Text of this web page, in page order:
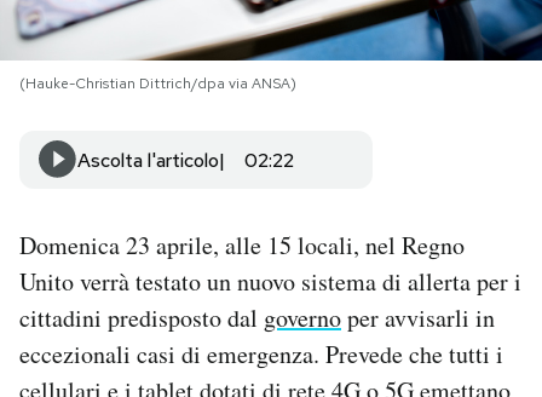
I MIEI PREFERITI
SHOP
CALENDARIO
AREA PERSONALE
Newsletter
Notifiche mobile
(Hauke-Christian Dittrich/dpa via ANSA)
Ascolta l'articolo 02:22
Domenica 23 aprile, alle 15 locali, nel Regno
Unito verrà testato un nuovo sistema di allerta per i
cittadini predisposto dal governoper avvisarli in
eccezionali casi di emergenza. Prevede che tutti i